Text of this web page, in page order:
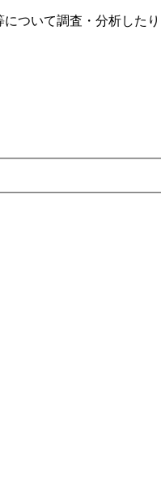
ついて調査・分析した